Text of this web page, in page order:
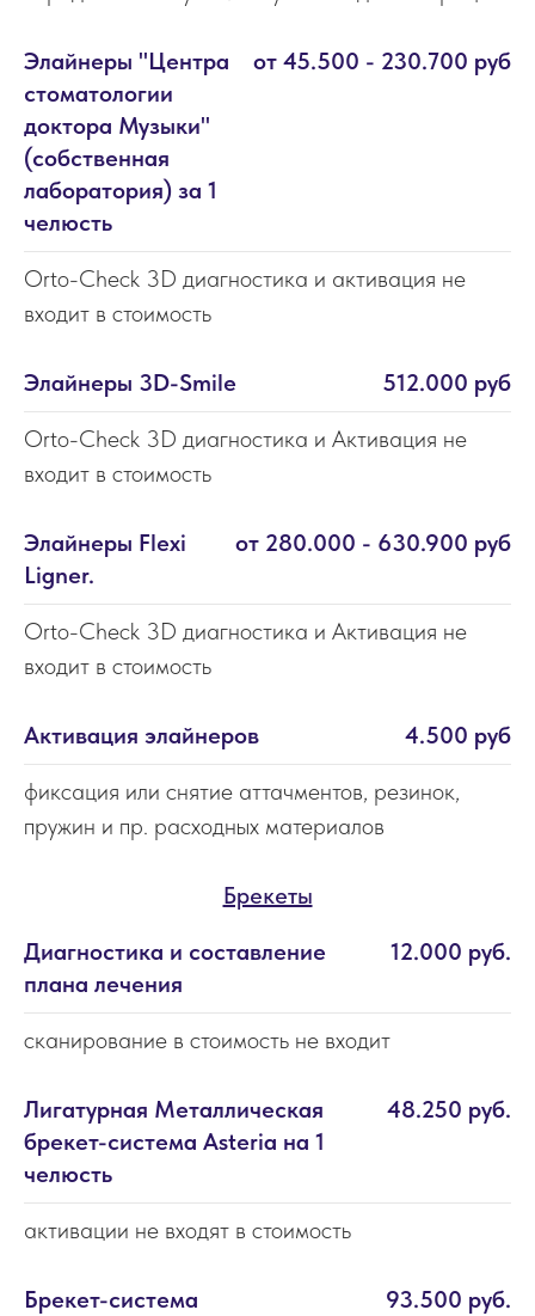
Элайнеры "Центра
стоматологии
доктора Музыки"
(собственная
лаборатория) за 1
челюсть
от 45.500 - 230.700 руб
Orto-Check 3D диагностика и активация не
входит в стоимость
Элайнеры 3D-Smile
512.000 руб
Orto-Check 3D диагностика и Активация не
входит в стоимость
Элайнеры Flexi
Ligner.
от 280.000 - 630.900 руб
Orto-Check 3D диагностика и Активация не
входит в стоимость
Активация элайнеров
4.500 руб
фиксация или снятие аттачментов, резинок,
пружин и пр. расходных материалов
Брекеты
Диагностика и составление
плана лечения
12.000 руб.
сканирование в стоимость не входит
Лигатурная Металлическая
брекет-система Asteria на 1
челюсть
48.250 руб.
активации не входят в стоимость
Брекет-система
93.500 руб.